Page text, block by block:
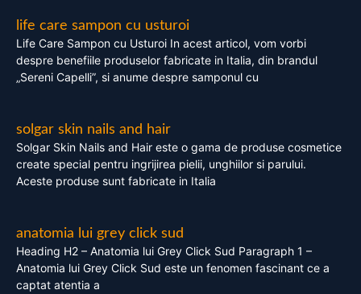
life care sampon cu usturoi
Life Care Sampon cu Usturoi In acest articol, vom vorbi
despre benefiile produselor fabricate in Italia, din brandul
„Sereni Capelli”, si anume despre samponul cu
solgar skin nails and hair
Solgar Skin Nails and Hair este o gama de produse cosmetice
create special pentru ingrijirea pielii, unghiilor si parului.
Aceste produse sunt fabricate in Italia
anatomia lui grey click sud
Heading H2 – Anatomia lui Grey Click Sud Paragraph 1 –
Anatomia lui Grey Click Sud este un fenomen fascinant ce a
captat atentia a